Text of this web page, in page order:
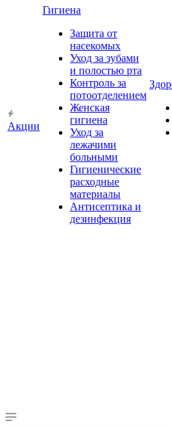
Акции
Гигиена
Защита от
насекомых
Уход за зубами
и полостью рта
Контроль за
потоотделением
Женская
гигиена
Уход за
лежачими
больными
Гигиенические
расходные
материалы
Антисептика и
дезинфекция